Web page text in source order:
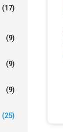
(17)
(9)
(9)
(9)
(25)